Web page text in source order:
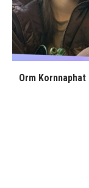
Orm